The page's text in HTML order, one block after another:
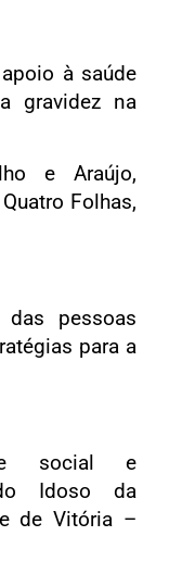
à saúde
gravidez na
e Araújo,
Folhas,
pessoas
para a
social e
Idoso da
de Vitória –